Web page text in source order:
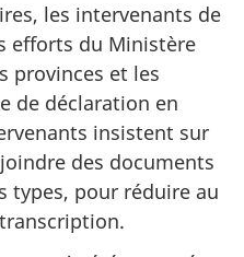
les intervenants de
efforts du Ministère
provinces et les
de déclaration en
insistent sur
des documents
types, pour réduire au